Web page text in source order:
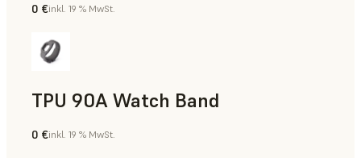
Standard
0 €inkl. 19 % MwSt.
TPU 90A Watch Band
SLS-Pulver
0 €inkl. 19 % MwSt.